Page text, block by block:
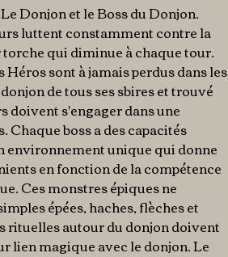
Donjon et le Boss du Donjon.
luttent constamment contre la
qui diminue à chaque tour.
sont à jamais perdus dans les
de tous ses sbires et trouvé
doivent s'engager dans une
boss a des capacités
environnement unique qui donne
en fonction de la compétence
Ces monstres épiques ne
épées, haches, flèches et
rituelles autour du donjon doivent
lien magique avec le donjon. Le